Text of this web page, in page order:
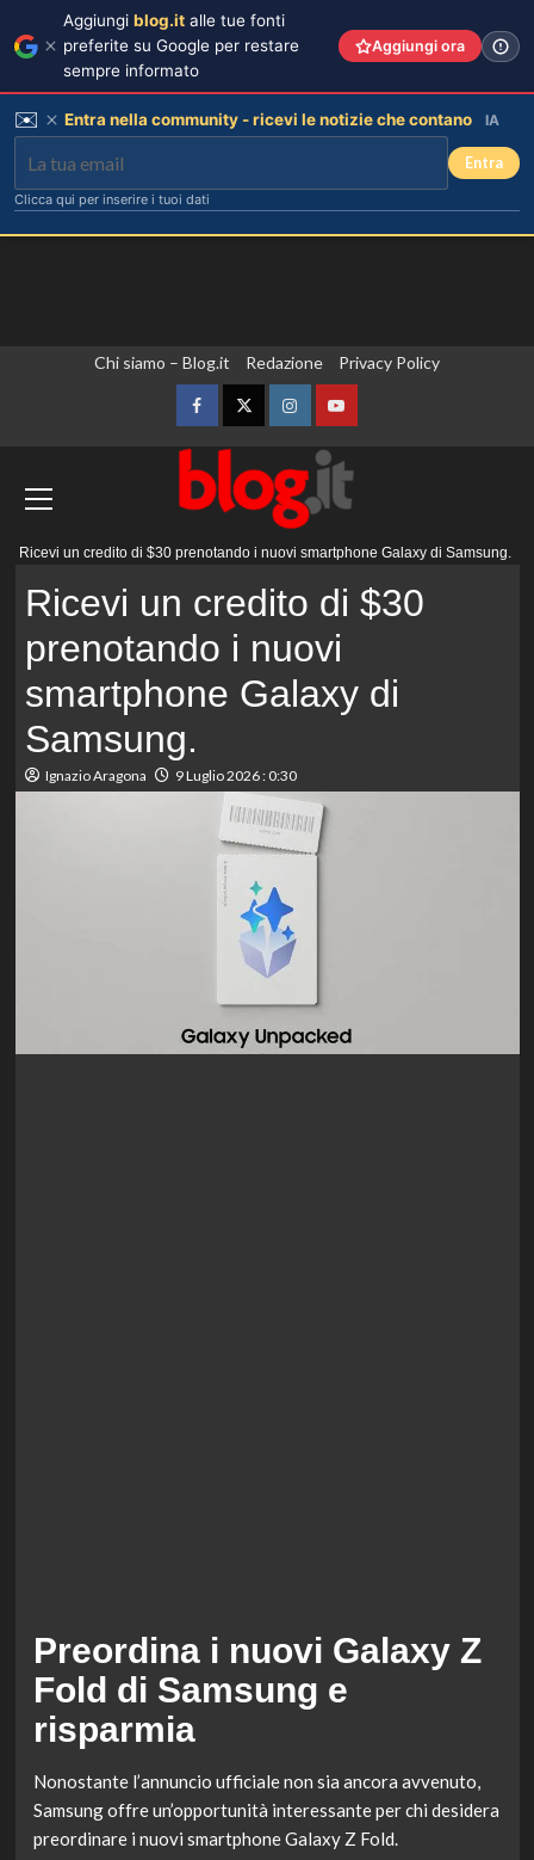
Chi siamo – Blog.it Redazione Privacy Policy
FacebookTwitterInstagramYouTube
Ricevi un credito di $30 prenotando i nuovi smartphone Galaxy di Samsung.
Ricevi un credito di $30
prenotando i nuovi
smartphone Galaxy di
Samsung.
Ignazio Aragona 9 Luglio 2026 : 0:30
Preordina i nuovi Galaxy Z
Fold di Samsung e
risparmia
Nonostante l’annuncio ufficiale non sia ancora avvenuto,
Samsung offre un’opportunità interessante per chi desidera
preordinare i nuovi smartphone Galaxy Z Fold.
Aggiungi blog.it alle tue fonti
preferite su Google per restare
sempre informato
Aggiungi ora
✉️ Entra nella community - ricevi le notizie che contano IA
Entra
Clicca qui per inserire i tuoi dati